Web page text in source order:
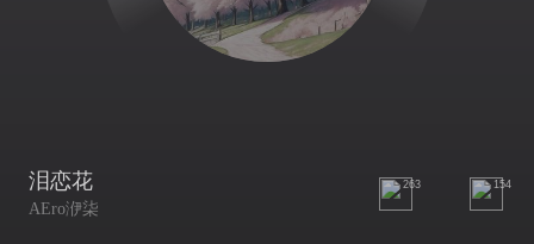
泪恋花
AEro洢柒
263 154